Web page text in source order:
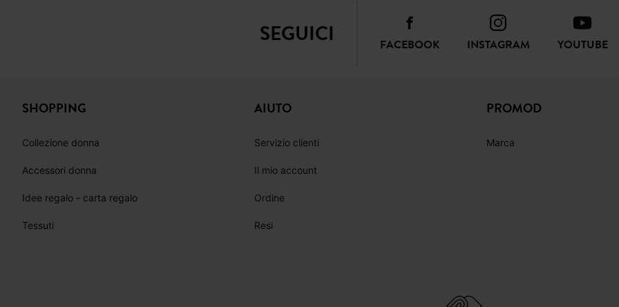
SEGUICI FACEBOOK INSTAGRAM YOUTUBE
SHOPPING
Collezione donna
Accessori donna
Idee regalo - carta regalo
Tessuti
AIUTO
Servizio clienti
Il mio account
Ordine
Resi
PROMOD
Marca